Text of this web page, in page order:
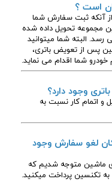
است ؟
آنکه ثبت سفارش شما
مجموعه تحویل داده شده
رسد. البته شما میتوانید
پس از تعویض باتری،
شما اقدام می نماید.
وجود دارد؟
و اتمام کار نسبت به
لغو سفارش وجود
ماشین متوجه شدیم که
تکنسین پرداخت میکنید.